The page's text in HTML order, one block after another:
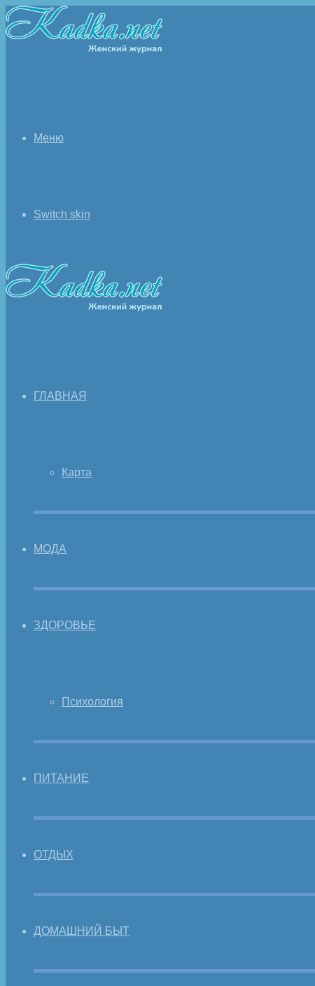
Меню
Switch skin
ГЛАВНАЯ
Карта
МОДА
ЗДОРОВЬЕ
Психология
ПИТАНИЕ
ОТДЫХ
ДОМАШНИЙ БЫТ